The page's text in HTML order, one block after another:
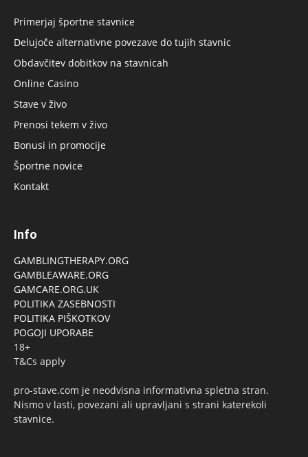
Primerjaj športne stavnice
Delujoče alternativne povezave do tujih stavnic
Obdavčitev dobitkov na stavnicah
Online Casino
Stave v živo
Prenosi tekem v živo
Bonusi in promocije
Športne novice
Kontakt
Info
GAMBLINGTHERAPY.ORG
GAMBLEAWARE.ORG
GAMCARE.ORG.UK
POLITIKA ZASEBNOSTI
POLITIKA PIŠKOTKOV
POGOJI UPORABE
18+
T&Cs apply
pro-stave.com je neodvisna informativna spletna stran.
Nismo v lasti, povezani ali upravljani s strani katerekoli
stavnice.